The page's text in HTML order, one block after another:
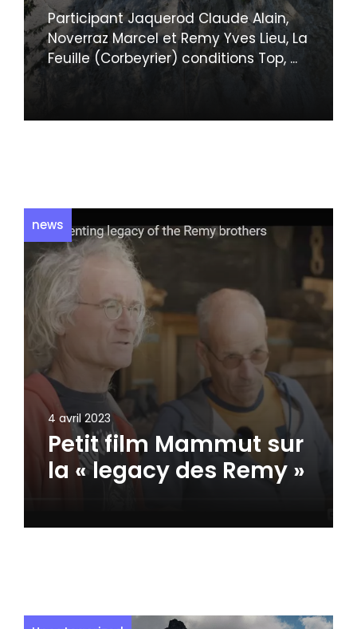
Participant Jaquerod Claude Alain,
Noverraz Marcel et Remy Yves Lieu, La
Feuille (Corbeyrier) conditions Top, ...
news
4 avril 2023
Petit film Mammut sur
la « legacy des Remy »